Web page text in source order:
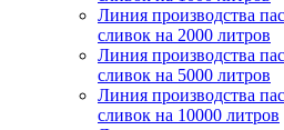
Линия производства
сливок на 2000 литров
Линия производства
сливок на 5000 литров
Линия производства
сливок на 10000 литров